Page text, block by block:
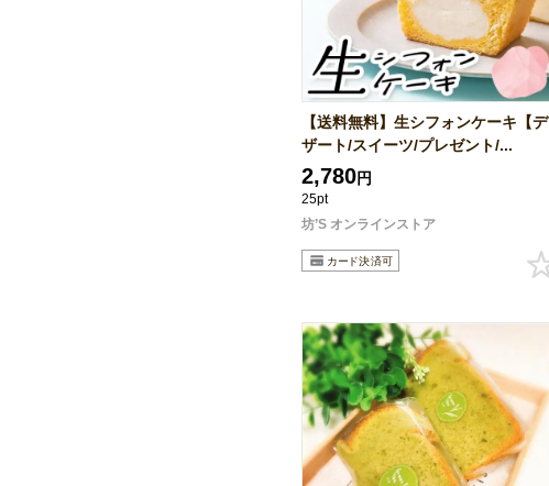
【送料無料】生シフォンケーキ【デ
ザート/スイーツ/プレゼント/...
2,780円
25pt
坊’S オンラインストア